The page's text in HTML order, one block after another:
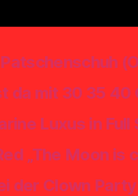
Patschenschuh
da mit 30 35
Luxus in Full
„The Moon
der Clown